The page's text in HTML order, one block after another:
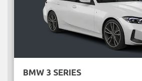
BMW 3 SERIES